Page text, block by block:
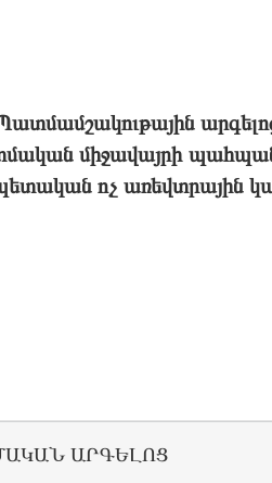
միջավայրի
ոչ առեվտրային
ԱՐԳԵԼՈՑ